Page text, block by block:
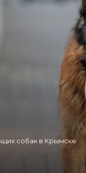
собак в Крымске